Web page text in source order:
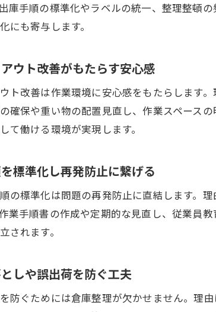
倉庫整理グ
倉庫整理
倉庫整理
庫手順の標準化やラベルの統一、整理整頓
にも寄与します。
ウト改善がもたらす安心感
ト改善は作業環境に安心感をもたらします
確保や重い物の配置見直し、作業スペース
て働ける環境が実現します。
標準化し再発防止に繋げる
の標準化は問題の再発防止に直結します。
業手順書の作成や定期的な見直し、従業員
されます。
しや誤出荷を防ぐ工夫
防ぐためには倉庫整理が欠かせません。理